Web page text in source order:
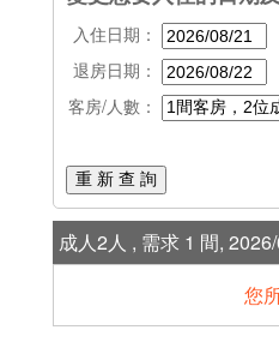
入住日期：
退房日期：
客房/人數：
重 新 查 詢
成人2人 , 需求 1 間,
您